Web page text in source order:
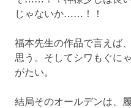
じゃないか……！！
福本先生の作品で言えば
思う。そしてシワもぐに
がたい。
結局そのオールデンは、